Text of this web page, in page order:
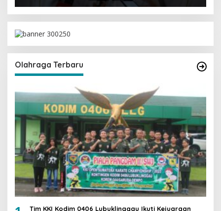
Olahraga Terbaru
Tim KKI Kodim 0406 Lubuklinggau Ikuti Kejuaraan